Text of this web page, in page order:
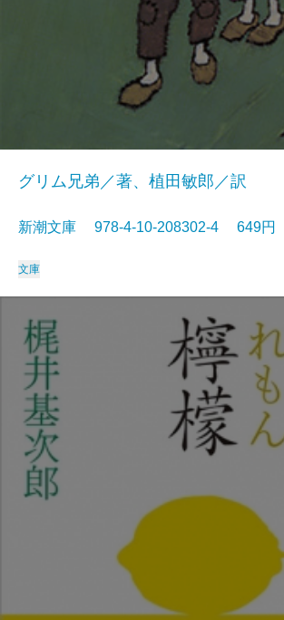
グリム兄弟／著、植田敏郎／訳
新潮文庫 978-4-10-208302-4 649円
文庫